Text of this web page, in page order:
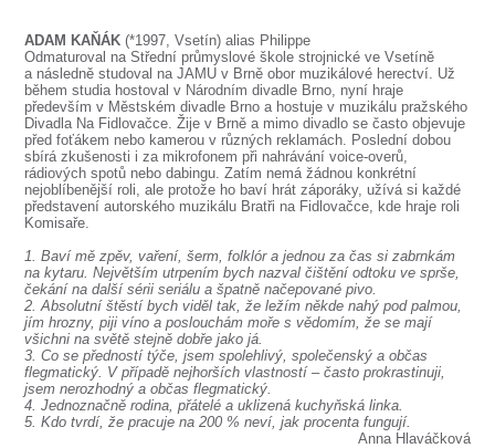
ADAM KAŇÁK (*1997, Vsetín) alias Philippe
Odmaturoval na Střední průmyslové škole strojnické ve Vsetíně
a následně studoval na JAMU v Brně obor muzikálové herectví. Už
během studia hostoval v Národním divadle Brno, nyní hraje
především v Městském divadle Brno a hostuje v muzikálu pražského
Divadla Na Fidlovačce. Žije v Brně a mimo divadlo se často objevuje
před foťákem nebo kamerou v různých reklamách. Poslední dobou
sbírá zkušenosti i za mikrofonem při nahrávání voice-overů,
rádiových spotů nebo dabingu. Zatím nemá žádnou konkrétní
nejoblíbenější roli, ale protože ho baví hrát záporáky, užívá si každé
představení autorského muzikálu Bratři na Fidlovačce, kde hraje roli
Komisaře.
1. Baví mě zpěv, vaření, šerm, folklór a jednou za čas si zabrnkám
na kytaru. Největším utrpením bych nazval čištění odtoku ve sprše,
čekání na další sérii seriálu a špatně načepované pivo.
2. Absolutní štěstí bych viděl tak, že ležím někde nahý pod palmou,
jím hrozny, piji víno a poslouchám moře s vědomím, že se mají
všichni na světě stejně dobře jako já.
3. Co se předností týče, jsem spolehlivý, společenský a občas
flegmatický. V případě nejhorších vlastností – často prokrastinuji,
jsem nerozhodný a občas flegmatický.
4. Jednoznačně rodina, přátelé a uklizená kuchyňská linka.
5. Kdo tvrdí, že pracuje na 200 % neví, jak procenta fungují.
Anna Hlaváčková